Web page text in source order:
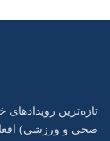
تازه‌ترین
صحی و ورزشی)